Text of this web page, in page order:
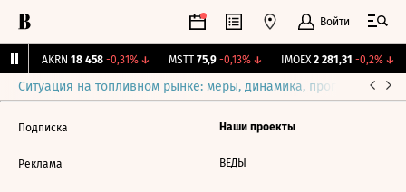
Войти
AKRN 18 458 -0,31%↓ MSTT 75,9 -0,13%↓ IMOEX 2 281,31 -0,2%↓
Ситуация на топливном рынке: меры, динамика, прогнозы
Подписка
Реклама
Наши проекты
ВЕДЫ